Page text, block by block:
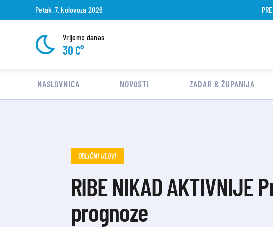
Petak, 7. kolovoza 2026
Vrijeme danas
30 C°
NASLOVNICA NOVOSTI ZADAR & ŽUPANIJA
ODLIČNI ULOVI
RIBE NIKAD
prognoze